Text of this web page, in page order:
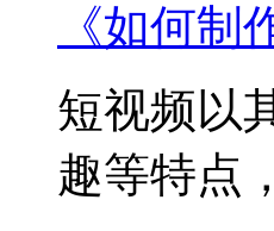
《如何
短视频以
趣等特点